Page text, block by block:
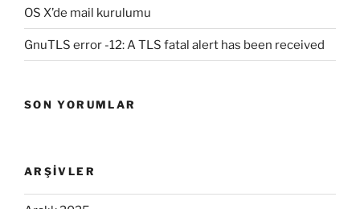
OS X’de mail kurulumu
GnuTLS error -12: A TLS fatal alert has been received
SON YORUMLAR
ARŞIVLER